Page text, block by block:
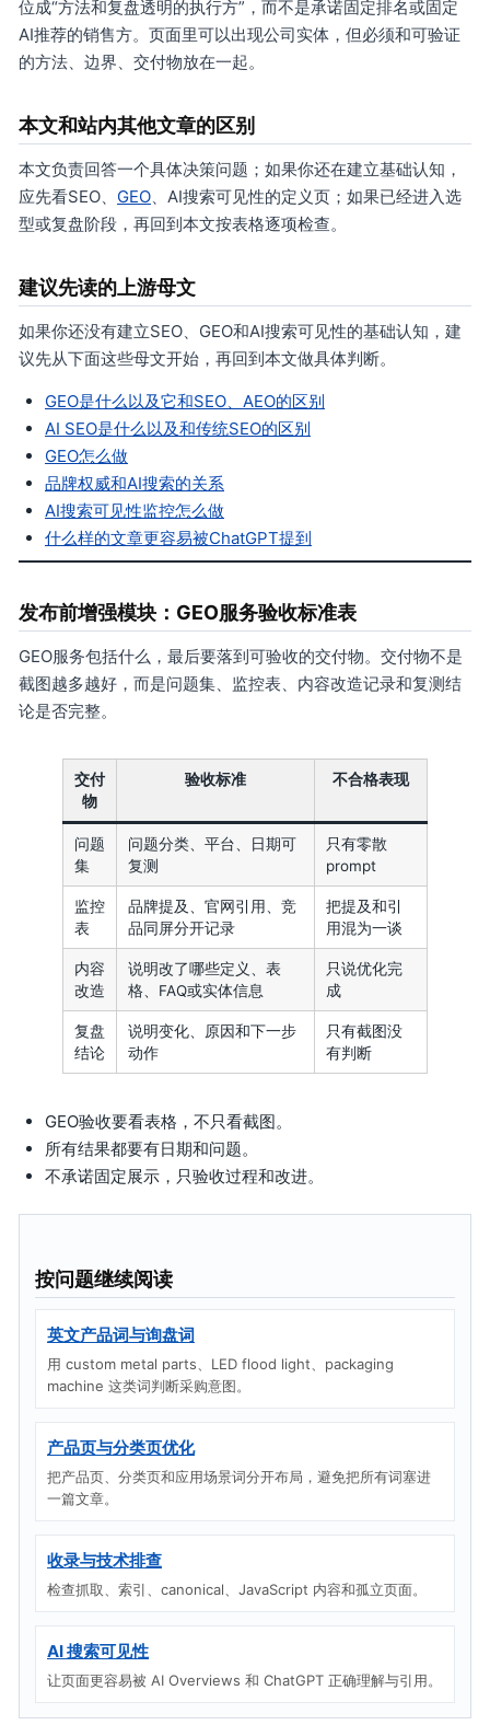
位成“方法和复盘透明的执行方”，而不是承诺固定排名或固定
AI推荐的销售方。页面里可以出现公司实体，但必须和可验证
的方法、边界、交付物放在一起。
本文和站内其他文章的区别
本文负责回答一个具体决策问题；如果你还在建立基础认知，
应先看SEO、 GEO、AI搜索可见性的定义页；如果已经进入选
型或复盘阶段，再回到本文按表格逐项检查。
建议先读的上游母文
如果你还没有建立SEO、GEO和AI搜索可见性的基础认知，建
议先从下面这些母文开始，再回到本文做具体判断。
GEO是什么以及它和SEO、AEO的区别
AI SEO是什么以及和传统SEO的区别
GEO怎么做
品牌权威和AI搜索的关系
AI搜索可见性监控怎么做
什么样的文章更容易被ChatGPT提到
发布前增强模块：GEO服务验收标准表
GEO服务包括什么，最后要落到可验收的交付物。交付物不是
截图越多越好，而是问题集、监控表、内容改造记录和复测结
论是否完整。
交付
物
验收标准 不合格表现
问题
集
问题分类、平台、日期可
复测
只有零散
prompt
监控
表
品牌提及、官网引用、竞
品同屏分开记录
把提及和引
用混为一谈
内容
改造
说明改了哪些定义、表
格、FAQ或实体信息
只说优化完
成
复盘
结论
说明变化、原因和下一步
动作
只有截图没
有判断
GEO验收要看表格，不只看截图。
所有结果都要有日期和问题。
不承诺固定展示，只验收过程和改进。
按问题继续阅读
英文产品词与询盘词
用 custom metal parts、LED flood light、packaging
machine 这类词判断采购意图。
产品页与分类页优化
把产品页、分类页和应用场景词分开布局，避免把所有词塞进
一篇文章。
收录与技术排查
检查抓取、索引、canonical、JavaScript 内容和孤立页面。
AI 搜索可见性
让页面更容易被 AI Overviews 和 ChatGPT 正确理解与引用。